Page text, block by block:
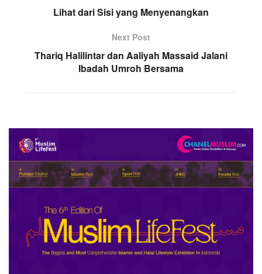
Lihat dari Sisi yang Menyenangkan
Next Post
Thariq Halilintar dan Aaliyah Massaid Jalani
Ibadah Umroh Bersama